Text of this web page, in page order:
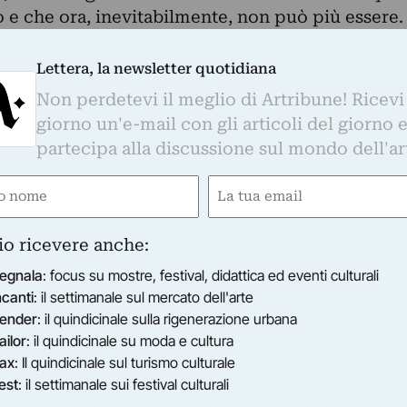
e che ora, inevitabilmente, non può più essere.
Ahimè, il tempo resta, noi passiamo.”
ci è stato insegnato a misurare il tempo,
nostra vita in minuti, piuttosto che in giorni,
altresì, a pensare che il tempo abbia un
una logica di movimento spaziale; tuttavia,
legato al tempo è molto più complesso
sostiene che il tempo sottende ad un
al movimento (kinesis) e al
in particolare dell'anima. Il tempo, essendo
che non è più o non è ancora, secondo il
della presenza, della sostanza e quindi
inteso: per Aristotele è la nostra coscienza
un tempo, l’unico luogo di misurazione
Lettera, la newsletter quotidiana
Non perdetevi il meglio di Artribune!
giorno un'e-mail con gli articoli del giorno
partecipa alla discussione sul mondo
Email
ricevere anche:
: focus su mostre, festival, didattica ed eventi culturali
: il settimanale sul mercato dell'arte
: il quindicinale sulla rigenerazione urbana
: il quindicinale su moda e cultura
: Il quindicinale sul turismo culturale
: il settimanale sui festival culturali